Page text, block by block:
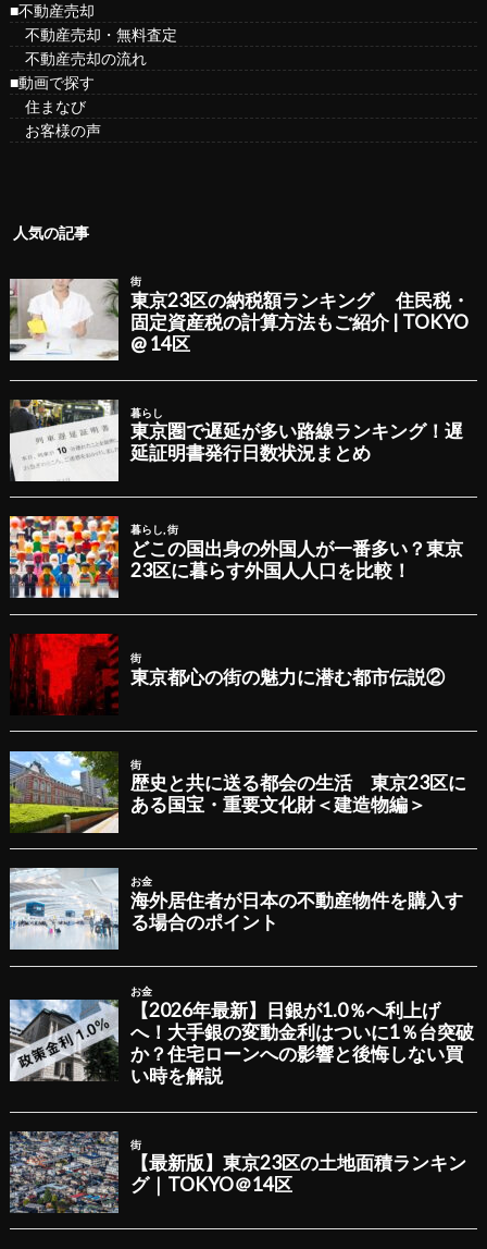
■不動産売却
不動産売却・無料査定
不動産売却の流れ
■動画で探す
住まなび
お客様の声
人気の記事